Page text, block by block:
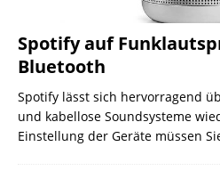
Spotify auf
Bluetooth
Spotify lässt sich hervorragend
und kabellose Soundsysteme
Einstellung der Geräte müssen